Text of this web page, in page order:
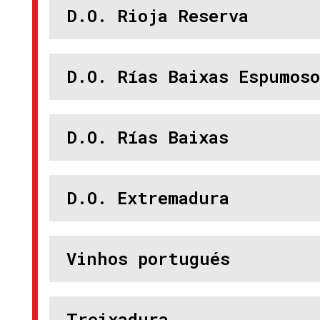
D.O. Rioja Reserva
D.O. Rías Baixas
D.O. Rías Baixas
D.O. Extremadura
Vinhos portugués